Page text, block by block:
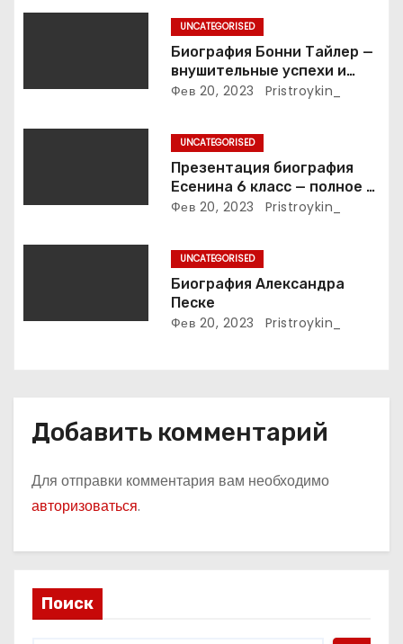
о
а
п
с
я
UNCATEGORISED
Биография Бонни Тайлер —
внушительные успехи и
интимные подробности
Фев 20, 2023 Pristroykin_
UNCATEGORISED
Презентация биография
Есенина 6 класс — полное и
подробное описание жизни
Фев 20, 2023 Pristroykin_
UNCATEGORISED
Биография Александра
Песке
Фев 20, 2023 Pristroykin_
Добавить комментарий
Для отправки комментария вам необходимо
авторизоваться.
Поиск